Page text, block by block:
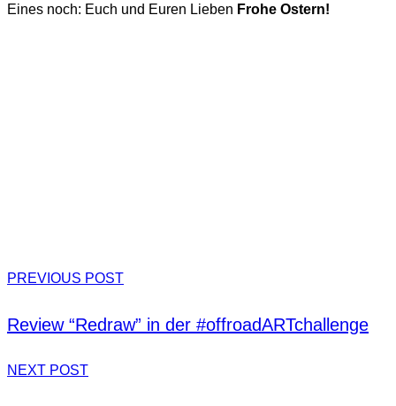
Eines noch: Euch und Euren Lieben Frohe Ostern!
PREVIOUS POST
Review “Redraw” in der #offroadARTchallenge
NEXT POST